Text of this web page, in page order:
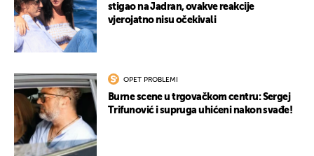
stigao na Jadran, ovakve reakcije
vjerojatno nisu očekivali
OPET PROBLEMI
Burne scene u trgovačkom centru: Sergej
Trifunović i supruga uhićeni nakon svađe!